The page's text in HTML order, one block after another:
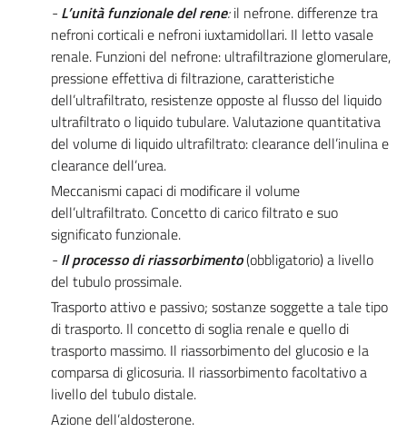
- L’unità funzionale del rene:il nefrone. differenze tra
nefroni corticali e nefroni iuxtamidollari. Il letto vasale
renale. Funzioni del nefrone: ultrafiltrazione glomerulare,
pressione effettiva di filtrazione, caratteristiche
dell’ultrafiltrato, resistenze opposte al flusso del liquido
ultrafiltrato o liquido tubulare. Valutazione quantitativa
del volume di liquido ultrafiltrato: clearance dell’inulina e
clearance dell’urea.
Meccanismi capaci di modificare il volume
dell’ultrafiltrato. Concetto di carico filtrato e suo
significato funzionale.
- Il processo di riassorbimento(obbligatorio) a livello
del tubulo prossimale.
Trasporto attivo e passivo; sostanze soggette a tale tipo
di trasporto. Il concetto di soglia renale e quello di
trasporto massimo. Il riassorbimento del glucosio e la
comparsa di glicosuria. Il riassorbimento facoltativo a
livello del tubulo distale.
Azione dell’aldosterone.